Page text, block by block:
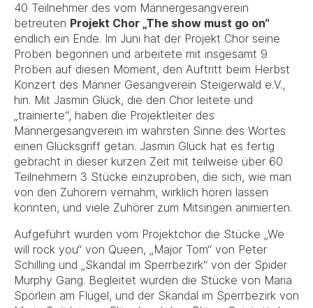
40 Teilnehmer des vom Männergesangverein
betreuten Projekt Chor „The show must go on“
endlich ein Ende. Im Juni hat der Projekt Chor seine
Proben begonnen und arbeitete mit insgesamt 9
Proben auf diesen Moment, den Auftritt beim Herbst
Konzert des Männer Gesangverein Steigerwald e.V.,
hin. Mit Jasmin Glück, die den Chor leitete und
„trainierte“, haben die Projektleiter des
Männergesangverein im wahrsten Sinne des Wortes
einen Glücksgriff getan. Jasmin Glück hat es fertig
gebracht in dieser kurzen Zeit mit teilweise über 60
Teilnehmern 3 Stücke einzuproben, die sich, wie man
von den Zuhörern vernahm, wirklich hören lassen
konnten, und viele Zuhörer zum Mitsingen animierten.
Aufgeführt wurden vom Projektchor die Stücke „We
will rock you“ von Queen, „Major Tom“ von Peter
Schilling und „Skandal im Sperrbezirk“ von der Spider
Murphy Gang. Begleitet wurden die Stücke von Maria
Spörlein am Flügel, und der Skandal im Sperrbezirk von